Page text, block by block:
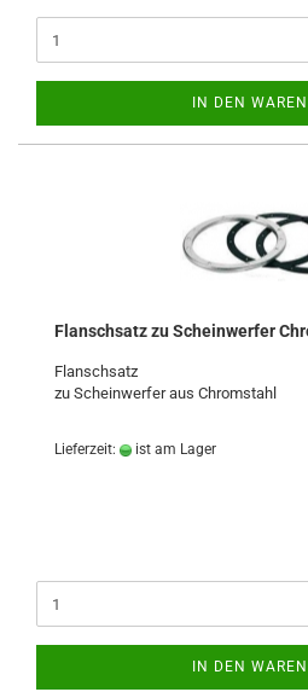
IN DEN
Flanschsatz zu Scheinwerfer
Flanschsatz
zu Scheinwerfer aus Chromstahl
Lieferzeit: ist am Lager
IN DEN